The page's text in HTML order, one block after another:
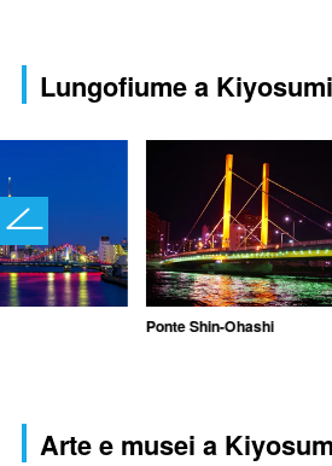
Lungofiume a
Ponte Shin-Ohashi
Arte e musei a